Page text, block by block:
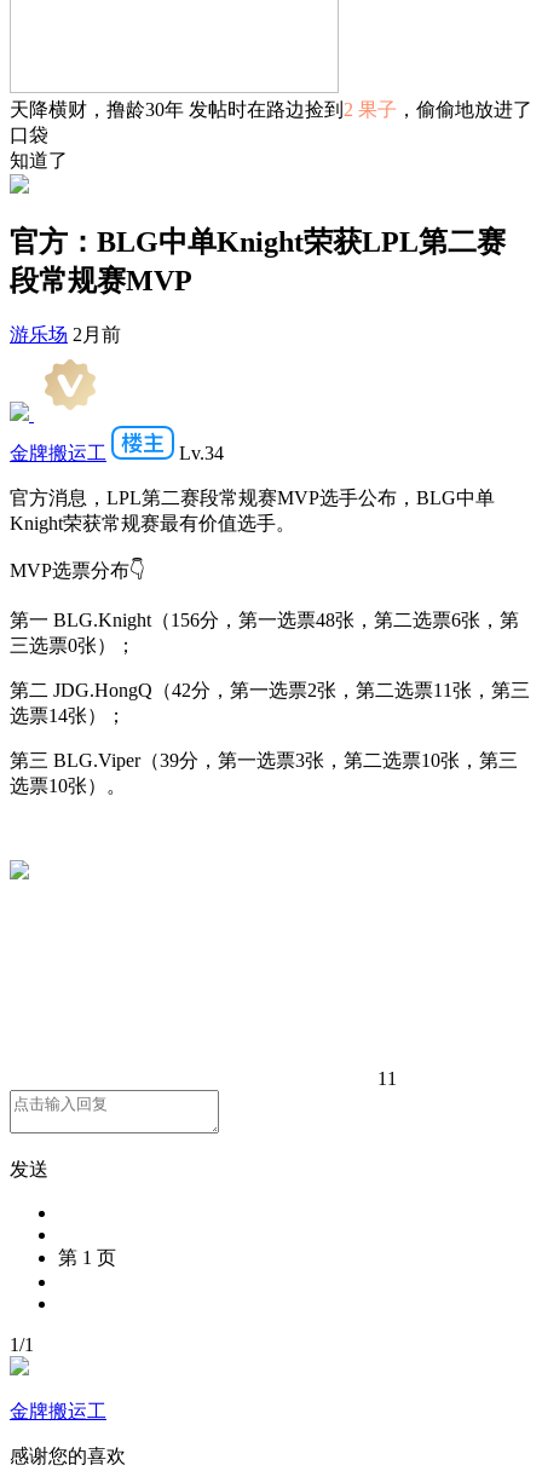
天降横财，撸龄30年 发帖时在路边捡到 2 果子 ，偷偷地放进了
口袋
知道了
官方：BLG中单Knight荣获LPL第二赛
段常规赛MVP
游乐场 2月前
金牌搬运工 Lv.34
官方消息，LPL第二赛段常规赛MVP选手公布，BLG中单
Knight荣获常规赛最有价值选手。
MVP选票分布👇
第一 BLG.Knight（156分，第一选票48张，第二选票6张，第
三选票0张）；
第二 JDG.HongQ（42分，第一选票2张，第二选票11张，第三
选票14张）；
第三 BLG.Viper（39分，第一选票3张，第二选票10张，第三
选票10张）。
11
发送
第 1 页
1/1
金牌搬运工
感谢您的喜欢